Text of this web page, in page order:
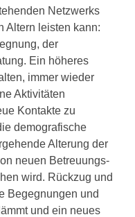
Netzwerks
Altern leisten kann:
der
Ein höheres
immer wieder
Aktivitäten
Kontakte zu
demografische
Alterung der
neuen Betreuungs-
wird. Rückzug und
Begegnungen und
und ein neues